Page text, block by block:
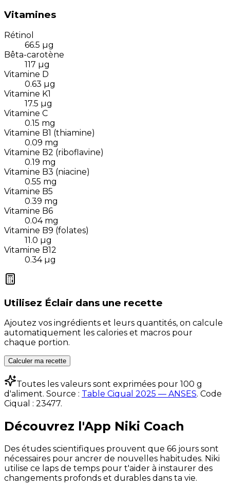
Vitamines
Rétinol
66.5 µg
Bêta-carotène
117 µg
Vitamine D
0.63 µg
Vitamine K1
17.5 µg
Vitamine C
0.15 mg
Vitamine B1 (thiamine)
0.09 mg
Vitamine B2 (riboflavine)
0.19 mg
Vitamine B3 (niacine)
0.55 mg
Vitamine B5
0.39 mg
Vitamine B6
0.04 mg
Vitamine B9 (folates)
11.0 µg
Vitamine B12
0.34 µg
Utilisez Éclair dans une recette
Ajoutez vos ingrédients et leurs quantités, on calcule
automatiquement les calories et macros pour
chaque portion.
Calculer ma recette
Toutes les valeurs sont exprimées pour 100 g
d'aliment. Source : Table Ciqual 2025 — ANSES. Code
Ciqual : 23477.
Découvrez l'App Niki Coach
Des études scientifiques prouvent que 66 jours sont
nécessaires pour ancrer de nouvelles habitudes. Niki
utilise ce laps de temps pour t'aider à instaurer des
changements profonds et durables dans ta vie.